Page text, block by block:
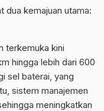
dua kemajuan utama:
terkemuka kini
hingga lebih dari 600
sel baterai, yang
sistem manajemen
meningkatkan